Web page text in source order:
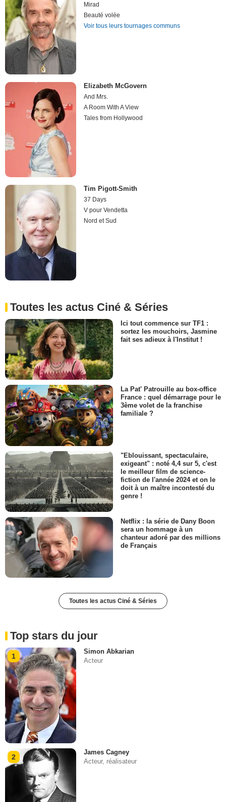
Mirad
Beauté volée
Voir tous leurs tournages communs
Elizabeth McGovern
And Mrs.
A Room With A View
Tales from Hollywood
Tim Pigott-Smith
37 Days
V pour Vendetta
Nord et Sud
Toutes les actus Ciné & Séries
Ici tout commence sur TF1 :
sortez les mouchoirs, Jasmine
fait ses adieux à l'Institut !
La Pat' Patrouille au box-office
France : quel démarrage pour le
3ème volet de la franchise
familiale ?
"Eblouissant, spectaculaire,
exigeant" : noté 4,4 sur 5, c'est
le meilleur film de science-
fiction de l'année 2024 et on le
doit à un maître incontesté du
genre !
Netflix : la série de Dany Boon
sera un hommage à un
chanteur adoré par des millions
de Français
Toutes les actus Ciné & Séries
Top stars du jour
1
Simon Abkarian
Acteur
2
James Cagney
Acteur, réalisateur